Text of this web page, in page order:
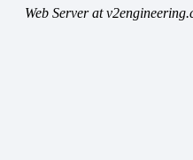
MACHINES